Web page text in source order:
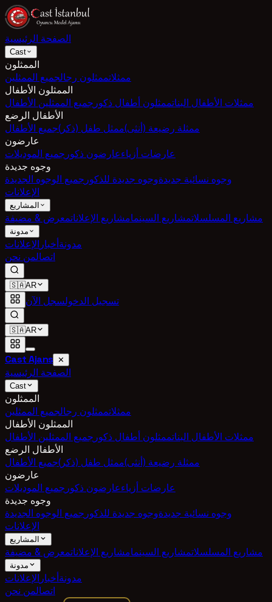
الصفحة الرئيسية
Cast
الممثلون
ممثلاتممثلون رجالجميع الممثلين
الممثلون الأطفال
ممثلات الأطفال البناتممثلون أطفال ذكور جميع الممثلين الأطفال
الأطفال الرضع
ممثلة رضيعة (أنثى)ممثل طفل (ذكر)جميع الأطفال
عارضون
عارضات أزياءعارضون ذكور جميع الموديلات
وجوه جديدة
وجوه نسائية جديدةوجوه جديدة للذكور جميع الوجوه الجديدة
الإعلانات
المشاريع
مشاريع المسلسلاتمشاريع السينمامشاريع الإعلاناتمعرض & مضيفة
مدونة
مدونةأخبار الإعلانات
اتصالمن نحن
🇸🇦AR
تسجيل الدخولسجل الآن
🇸🇦AR
Cast Ajans ✕
الصفحة الرئيسية
Cast
الممثلون
ممثلاتممثلون رجالجميع الممثلين
الممثلون الأطفال
ممثلات الأطفال البناتممثلون أطفال ذكور جميع الممثلين الأطفال
الأطفال الرضع
ممثلة رضيعة (أنثى)ممثل طفل (ذكر)جميع الأطفال
عارضون
عارضات أزياءعارضون ذكور جميع الموديلات
وجوه جديدة
وجوه نسائية جديدةوجوه جديدة للذكور جميع الوجوه الجديدة
الإعلانات
المشاريع
مشاريع المسلسلاتمشاريع السينمامشاريع الإعلاناتمعرض & مضيفة
مدونة
مدونةأخبار الإعلانات
اتصالمن نحن